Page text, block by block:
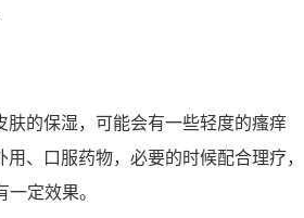
的保湿，可能会有一些轻度的瘙痒
、口服药物，必要的时候配合理疗，
定效果。